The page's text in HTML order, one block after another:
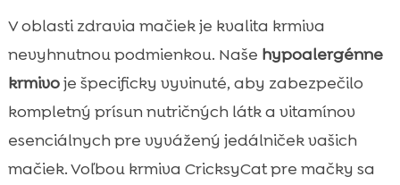
V oblasti zdravia mačiek je kvalita krmiva
nevyhnutnou podmienkou. Naše hypoalergénne
krmivoje špecificky vyvinuté, aby zabezpečilo
kompletný prísun nutričných látk a vitamínov
esenciálnych pre vyvážený jedálniček vašich
mačiek. Voľbou krmiva CricksyCat pre mačky sa